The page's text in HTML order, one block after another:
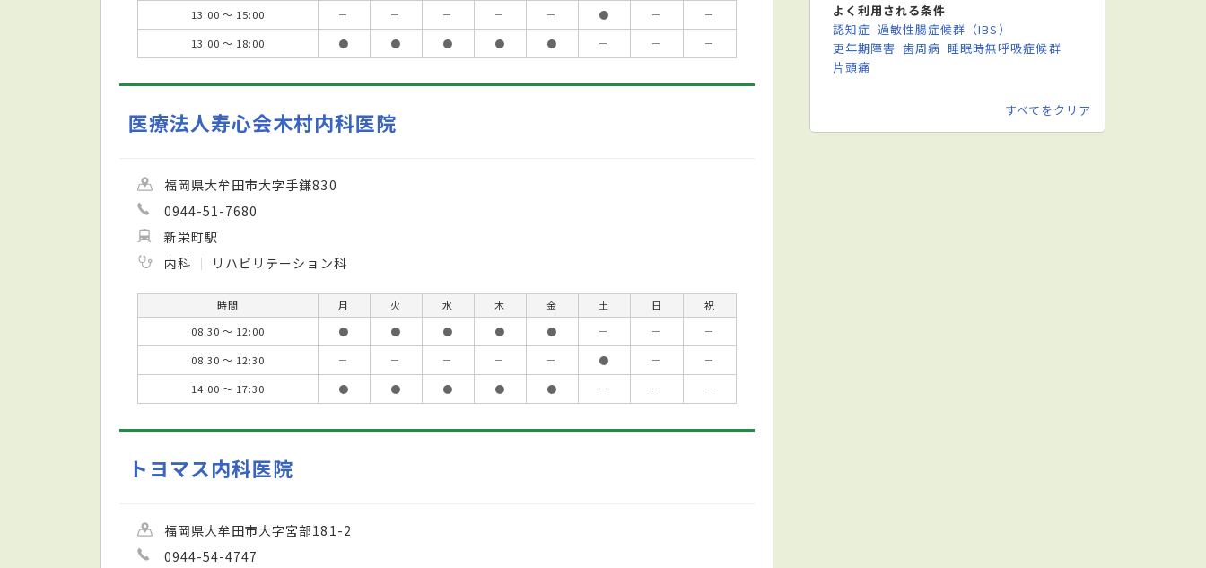
13:00 ～ 15:00
－ － － － － ● －
－
13:00 ～ 18:00
● ● ● ● ● － － －
医療法人寿心会木村内科医院
福岡県大牟田市大字手鎌830
0944-51-7680
新栄町駅
内科
リハビリテーション科
時間 月 火 水 木 金 土 日
祝
08:30 ～ 12:00
● ● ● ● ● － －
－
08:30 ～ 12:30
－ － － － － ● －
－
14:00 ～ 17:30
● ● ● ● ● － － －
トヨマス内科医院
福岡県大牟田市大字宮部181-2
0944-54-4747
よく利用される条件
認知症 過敏性腸症候群（IBS）
更年期障害 歯周病 睡眠時無呼吸症候群
片頭痛
すべてをクリア